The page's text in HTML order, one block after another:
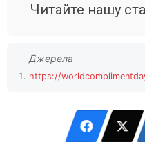
Читайте нашу
https://